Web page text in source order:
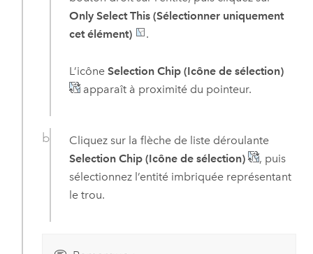
Only Select This (Sélectionner uniquement
cet élément)
.
L’icôneSelection Chip (Icône de sélection)
apparaît à proximité du pointeur.
Cliquez sur la flèche de liste déroulante
Selection Chip (Icône de sélection)
, puis
sélectionnez l’entité imbriquée représentant
le trou.